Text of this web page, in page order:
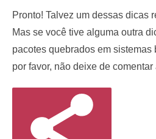
Pronto! Talvez um dessas dicas
Mas se você tive alguma outra
pacotes quebrados em sistemas
por favor, não deixe de comentar